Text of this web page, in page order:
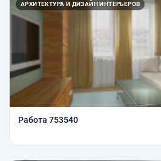
АРХИТЕКТУРА И ДИЗАЙН ИНТЕРЬЕРОВ
Работа 753540